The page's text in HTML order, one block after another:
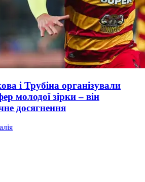
і Трубіна організували
молодої зірки – він
досягнення